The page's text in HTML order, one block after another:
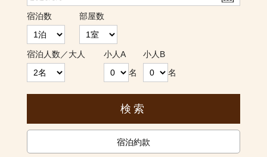
宿泊数 部屋数
宿泊人数／大人
小人A
名
小人B
名
宿泊約款